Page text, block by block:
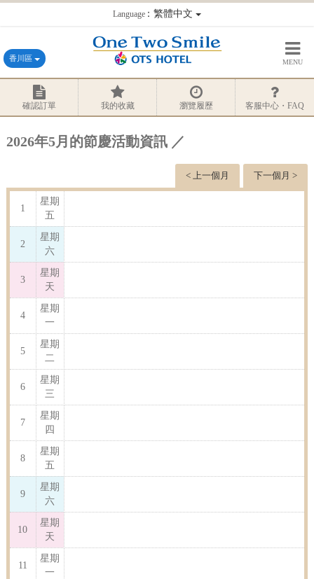
Language：繁體中文
香川區 MENU
確認訂單 我的收藏 瀏覽履歷 客服中心・FAQ
2026年5月的節慶活動資訊 ／
下一個月 >
< 上一個月
1
星期
五
2
星期
六
3
星期
天
4
星期
一
5
星期
二
6
星期
三
7
星期
四
8
星期
五
9
星期
六
10
星期
天
11
星期
一